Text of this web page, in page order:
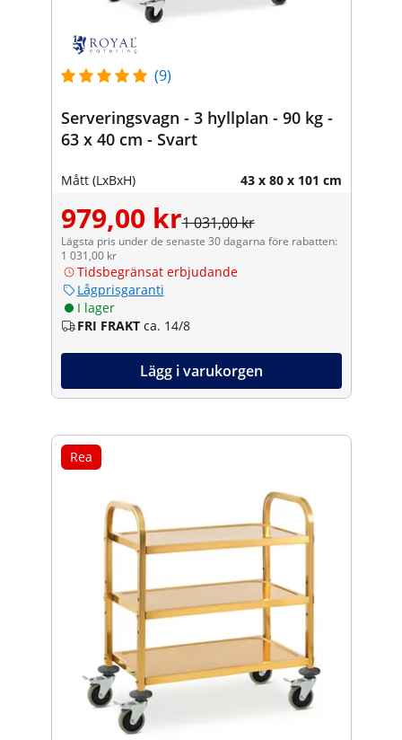
(9)
Serveringsvagn - 3 hyllplan - 90 kg -
63 x 40 cm - Svart
Mått (LxBxH) 43 x 80 x 101 cm
979,00 kr1 031,00 kr
Lägsta pris under de senaste 30 dagarna före rabatten:
1 031,00 kr
Tidsbegränsat erbjudande
Lågprisgaranti
I lager
FRI FRAKT ca. 14/8
Lägg i varukorgen
Rea